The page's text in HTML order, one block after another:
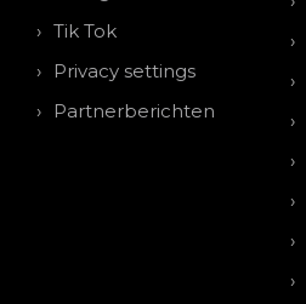
Tik Tok
Privacy settings
Partnerberichten